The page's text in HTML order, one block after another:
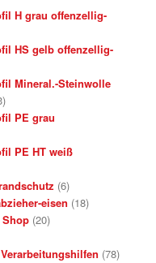
H grau offenzellig-
HS gelb offenzellig-
Mineral.-Steinwolle
PE grau
PE HT weiß
(6)
eisen (18)
(20)
(78)